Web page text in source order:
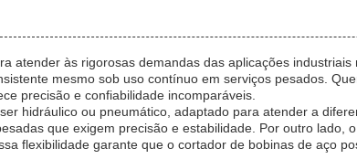
atender às rigorosas demandas das aplicações industriais
mesmo sob uso contínuo em serviços pesados.
precisão e confiabilidade incomparáveis.
hidráulico ou pneumático, adaptado para atender a
que exigem precisão e estabilidade. Por outro lado,
flexibilidade garante que o cortador de bobinas de aço